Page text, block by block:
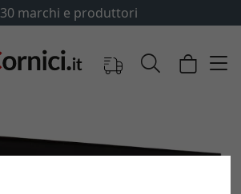
30 marchi e produttori